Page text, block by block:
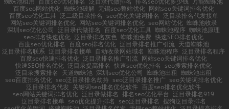
百度seo网站优化 蜘蛛池破解 无锡seo整站优化 网站seo关键词排名优化
百度seo优化工具 泛二级目录排名 seo优化关键词排名 泛目录排名代发接单
网站seo关键词排名优化 网站seo关键词排名优化 seo网站优化 蜘蛛池收录
深圳seo优化公司 泛目录代做排名 百度seo优化工具 蜘蛛池程序 蜘蛛池原理
seo排名快速优化 泛目录排名灰色 蜘蛛池免费 快速SEO排名优化
百度seo优化排名 百度seo排名优化 泛目录排名推广引流 天道蜘蛛池
泛目录排名联系 泛目录排名接单 自动收录网站域名 蜘蛛池程序 泛目录排名程序
百度seo快速排名优化 泛目录排名推广引流 网站seo关键词排名优化
快速SEO排名优化 泛目录提高排名 快速seo优化排名 seo搜索排名优化
泛目录搜索排名 天道蜘蛛池 深圳seo优化公司 蜘蛛池出租 蜘蛛池出租
seo百度排名优化 seo泛目录排名劫持 seo泛目录排名推广 seo关键词排名优化
泛目录排名代发 关键词seo排名优化软件 百度seo排名优化软件
seo网站关键词排名优化 泛目录做排名 排名seo优化平台 泛目录排名919
泛目录排名接单 seo优化提升排名 seo泛目录排名 搜狗泛目录排名